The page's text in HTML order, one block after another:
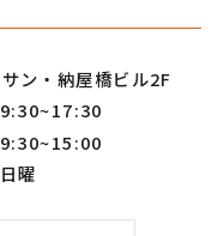
サン・納屋橋ビル2F
9:30~17:30
9:30~15:00
日曜